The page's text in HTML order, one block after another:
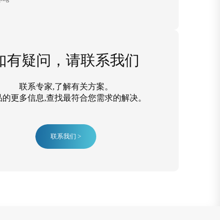
有疑问，请联系我们
联系专家,了解有关方案。
更多信息,查找最符合您需求的解决。
联系我们 >